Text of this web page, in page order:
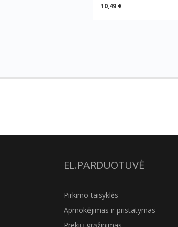
10,49 €
EL.PARDUOTUVĖ
Pirkimo taisyklės
Apmokėjimas ir pristatymas